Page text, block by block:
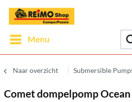
Menu
Naar overzicht Submersible
Comet dompelpomp Ocean